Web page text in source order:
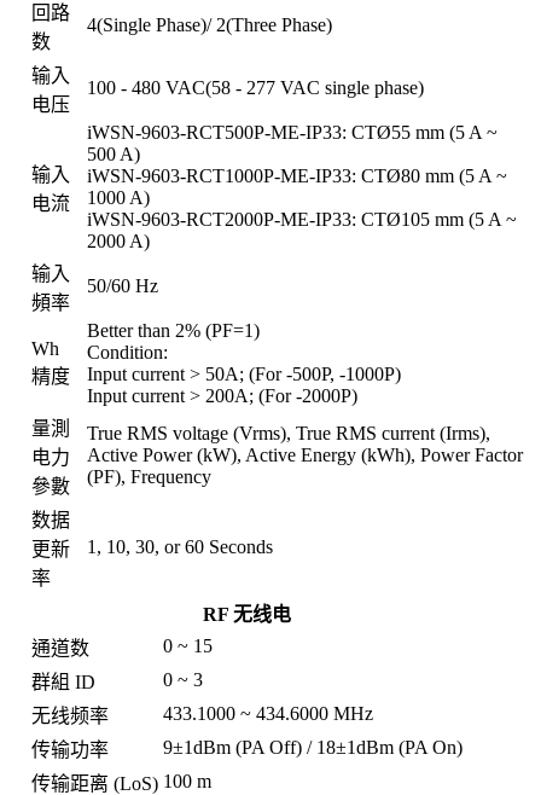
回路
数
4(Single Phase)/ 2(Three Phase)
输入
电压
100 - 480 VAC(58 - 277 VAC single phase)
输入
电流
iWSN-9603-RCT500P-ME-IP33: CTØ55 mm (5 A ~
500 A)
iWSN-9603-RCT1000P-ME-IP33: CTØ80 mm (5 A ~
1000 A)
iWSN-9603-RCT2000P-ME-IP33: CTØ105 mm (5 A ~
2000 A)
输入
頻率
50/60 Hz
Wh
精度
Better than 2% (PF=1)
Condition:
Input current > 50A; (For -500P, -1000P)
Input current > 200A; (For -2000P)
量測
电力
參數
True RMS voltage (Vrms), True RMS current (Irms),
Active Power (kW), Active Energy (kWh), Power Factor
(PF), Frequency
数据
更新
率
1, 10, 30, or 60 Seconds
RF 无线电
通道数
0 ~ 15
群組 ID
0 ~ 3
无线频率
433.1000 ~ 434.6000 MHz
传输功率
9±1dBm (PA Off) / 18±1dBm (PA On)
传输距离 (LoS) 100 m